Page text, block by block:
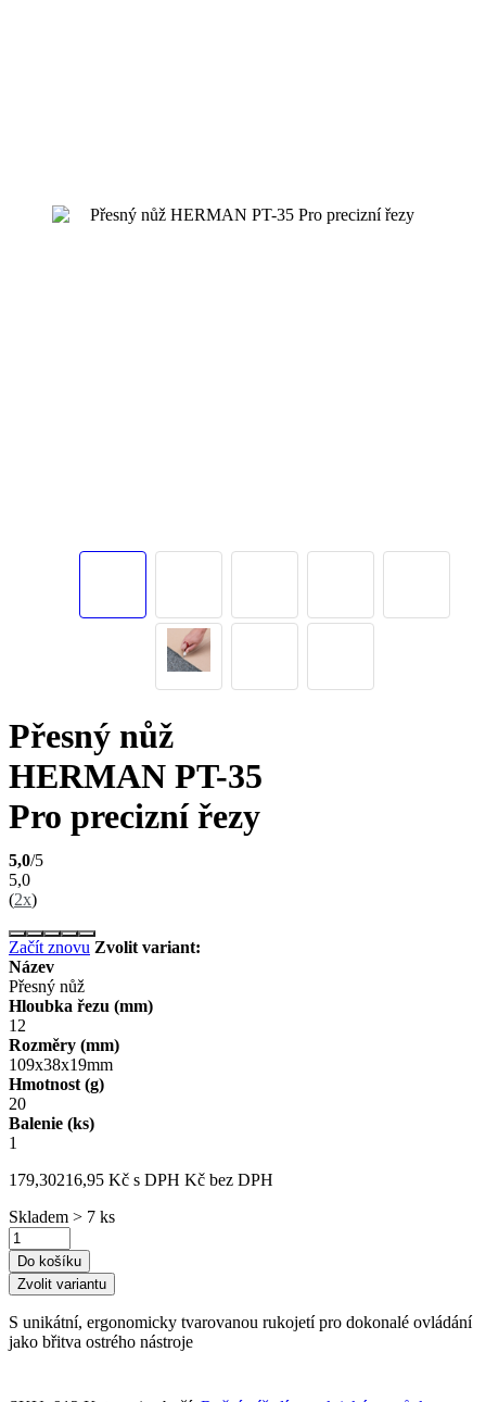
Přesný nůž
HERMAN PT-35
Pro precizní řezy
5,0/5
5,0
(2x)
Začít znovu Zvolit variant:
Název
Přesný nůž
Hloubka řezu (mm)
12
Rozměry (mm)
109x38x19mm
Hmotnost (g)
20
Balenie (ks)
1
179,30216,95 Kč s DPH Kč bez DPH
Skladem > 7 ks
Do košíku
Zvolit variantu
S unikátní, ergonomicky tvarovanou rukojetí pro dokonalé ovládání
jako břitva ostrého nástroje